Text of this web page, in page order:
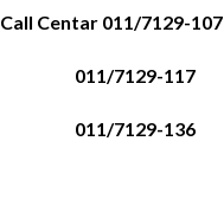
Call Centar 011/7129-107
011/7129-117
011/7129-136